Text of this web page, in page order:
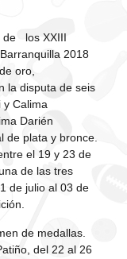
de los XXIII
2018
oro,
la disputa de seis
y Calima
Darién
de plata y bronce.
el 19 y 23 de
de las tres
de julio al 03 de
de medallas.
del 22 al 26